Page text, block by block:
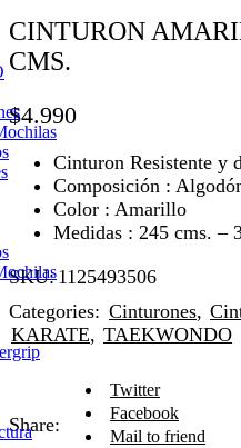
CINTURON
CMS.
$4.990
Cinturon Resistente y
​Composición :
Color : Amarillo
Medidas : 245 cms. –
SKU: 1125493506
Categories: Cinturones,
KARATE, TAEKWONDO
Share:
Twitter
Facebook
Mail to friend